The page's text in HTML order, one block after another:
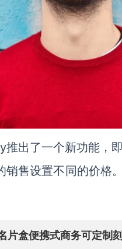
出了一个新功能，
售设置不同的价格
片盒便携式商务可定制